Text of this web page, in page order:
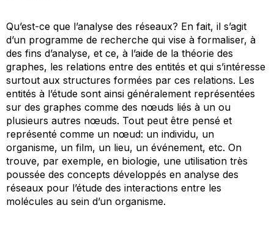
Qu’est-ce que l’analyse des réseaux? En fait, il s’agit
d’un programme de recherche qui vise à formaliser, à
des fins d’analyse, et ce, à l’aide de la théorie des
graphes, les relations entre des entités et qui s’intéresse
surtout aux structures formées par ces relations. Les
entités à l’étude sont ainsi généralement représentées
sur des graphes comme des nœuds liés à un ou
plusieurs autres nœuds. Tout peut être pensé et
représenté comme un nœud: un individu, un
organisme, un film, un lieu, un événement, etc. On
trouve, par exemple, en biologie, une utilisation très
poussée des concepts développés en analyse des
réseaux pour l’étude des interactions entre les
molécules au sein d’un organisme.